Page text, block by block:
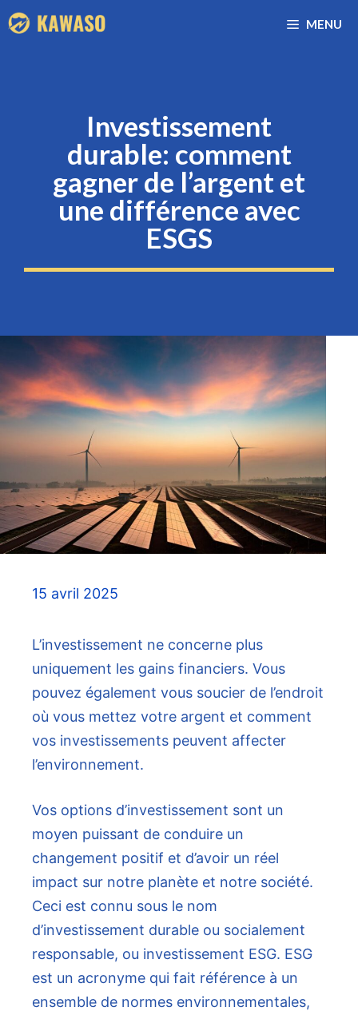
Aller
au
MENU
Investissement
durable: comment
gagner de l’argent et
une différence avec
ESGS
15 avril 2025
L’investissement ne concerne plus
uniquement les gains financiers. Vous
pouvez également vous soucier de l’endroit
où vous mettez votre argent et comment
vos investissements peuvent affecter
l’environnement.
Vos options d’investissement sont un
moyen puissant de conduire un
changement positif et d’avoir un réel
impact sur notre planète et notre société.
Ceci est connu sous le nom
d’investissement durable ou socialement
responsable, ou investissement ESG. ESG
est un acronyme qui fait référence à un
ensemble de normes environnementales,